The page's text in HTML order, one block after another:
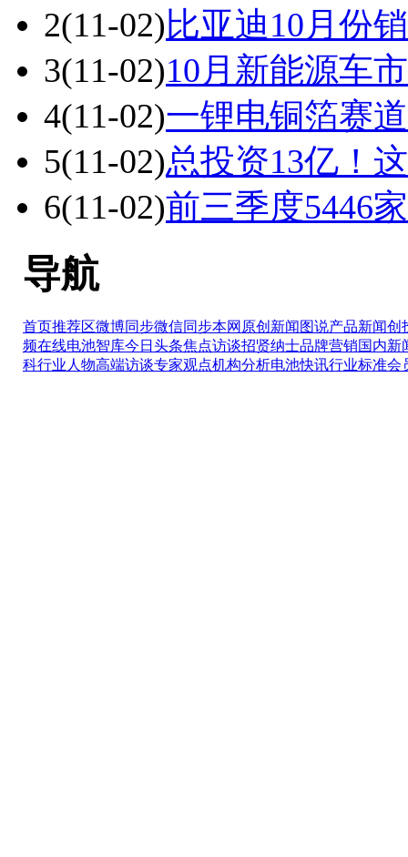
2(11-02)比亚迪10月份
3(11-02)10月新能源车
4(11-02)一锂电铜箔赛
5(11-02)总投资13亿！
6(11-02)前三季度5446
导航
首页推荐区微博同步微信同步本网原创 新闻图说产品新闻创
频在线电池智库今日头条焦点访谈招贤纳士品牌营销国内新
科行业人物高端访谈专家观点机构分析电池快讯行业标准会